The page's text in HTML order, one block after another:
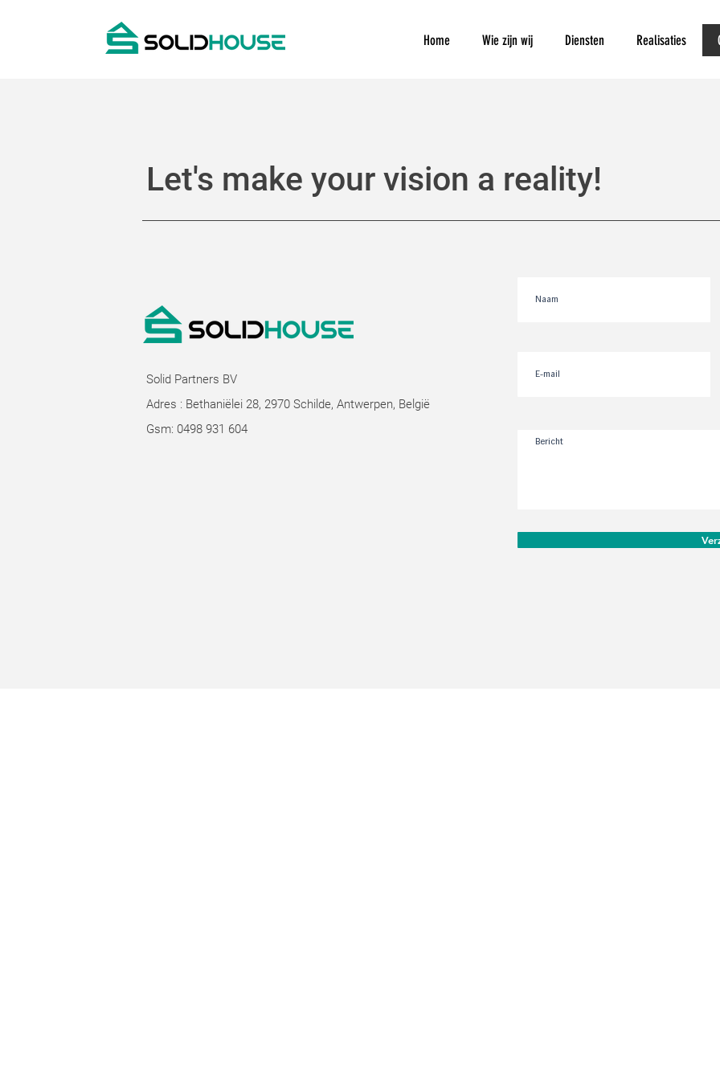
Home Wie zijn wij Diensten Realisaties
Let's make your vision a reality!
Solid Partners BV
Adres : Bethaniëlei 28, 2970 Schilde, Antwerpen, België
Gsm: 0498 931 604